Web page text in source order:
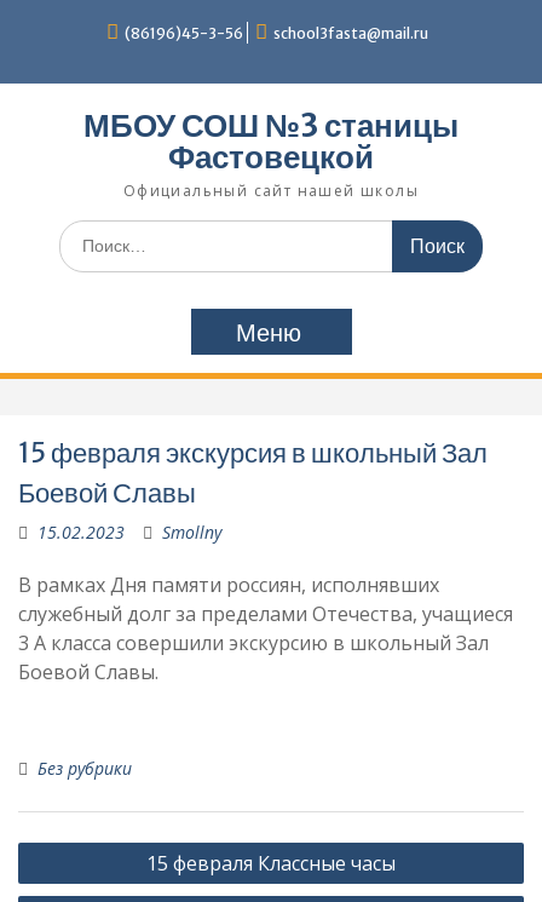
(86196)45-3-56 school3fasta@mail.ru
МБОУ СОШ №3 станицы
Фастовецкой
Официальный сайт нашей школы
Поиск
по:
Меню
15 февраля экскурсия в школьный Зал
Боевой Славы
15.02.2023 Smollny
В рамках Дня памяти россиян, исполнявших
служебный долг за пределами Отечества, учащиеся
3 А класса совершили экскурсию в школьный Зал
Боевой Славы.
Без рубрики
Навигация
по
15 февраля Классные часы